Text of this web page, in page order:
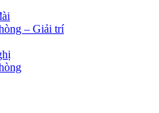
– Giải trí